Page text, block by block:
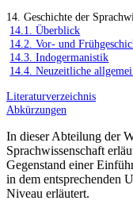
14. Geschichte der
14.1. Überblick
14.2. Vor- und
14.3. Indogermanistik
14.4. Neuzeitliche
Literaturverzeichnis
Abkürzungen
In dieser Abteilung der
Sprachwissenschaft
Gegenstand einer
in dem entsprechenden
Niveau erläutert.